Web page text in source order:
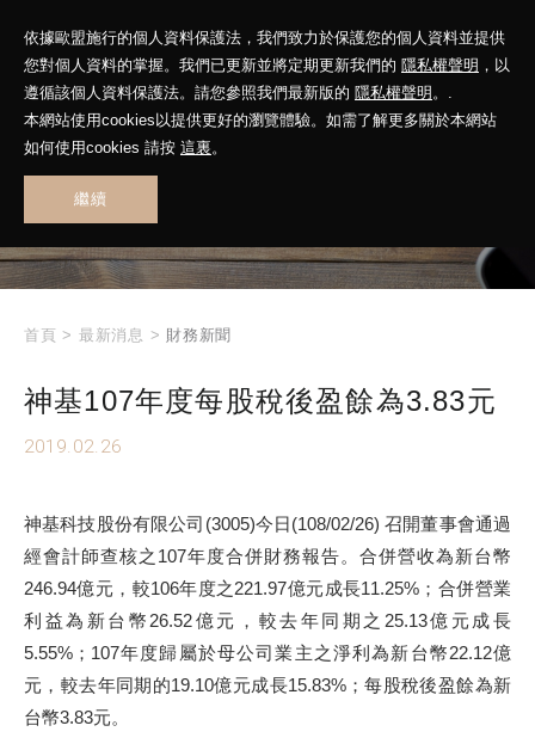
依據歐盟施行的個人資料保護法，我們致力於保護您的個人資料並提供
您對個人資料的掌握。我們已更新並將定期更新我們的 隱私權聲明 ，以
遵循該個人資料保護法。請您參照我們最新版的 隱私權聲明 。.
本網站使用cookies以提供更好的瀏覽體驗。如需了解更多關於本網站
如何使用cookies 請按 這裏。
繼續
WHAT'S NEW
首頁 > 最新消息 > 財務新聞
神基107年度每股稅後盈餘為3.83元
2019.02.26
神基科技股份有限公司(3005)今日(108/02/26) 召開董事會通過
經會計師查核之107年度合併財務報告。合併營收為新台幣
246.94億元，較106年度之221.97億元成長11.25%；合併營業
利益為新台幣26.52億元，較去年同期之25.13億元成長
5.55%；107年度歸屬於母公司業主之淨利為新台幣22.12億
元，較去年同期的19.10億元成長15.83%；每股稅後盈餘為新
台幣3.83元。